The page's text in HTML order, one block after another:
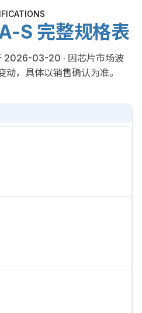
S 完整规格表
2026-03-20 · 因芯片市场波
，具体以销售确认为准。